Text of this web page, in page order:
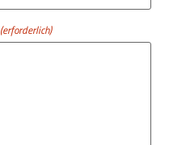
(erforderlich)